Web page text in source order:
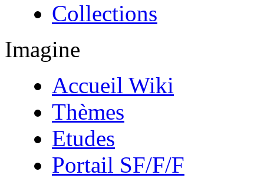
Collections
Imagine
Accueil Wiki
Thèmes
Etudes
Portail SF/F/F